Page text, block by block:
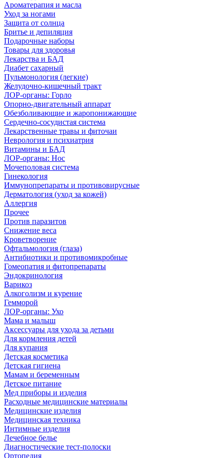
Ароматерапия и масла
Уход за ногами
Защита от солнца
Бритье и депиляция
Подарочные наборы
Товары для здоровья
Лекарства и БАД
Диабет сахарный
Пульмонология (легкие)
Желудочно-кишечный тракт
ЛОР-органы: Горло
Опорно-двигательный аппарат
Обезболивающие и жаропонижающие
Сердечно-сосудистая система
Лекарственные травы и фиточаи
Неврология и психиатрия
Витамины и БАД
ЛОР-органы: Нос
Мочеполовая система
Гинекология
Иммунопрепараты и противовирусные
Дерматология (уход за кожей)
Аллергия
Прочее
Против паразитов
Снижение веса
Кроветворение
Офтальмология (глаза)
Антибиотики и противомикробные
Гомеопатия и фитопрепараты
Эндокринология
Варикоз
Алкоголизм и курение
Гемморой
ЛОР-органы: Ухо
Мама и малыш
Аксессуары для ухода за детьми
Для кормления детей
Для купания
Детская косметика
Детская гигиена
Мамам и беременным
Детское питание
Мед приборы и изделия
Расходные медицинские материалы
Медицинские изделия
Медицинская техника
Интимные изделия
Лечебное белье
Диагностические тест-полоски
Ортопедия